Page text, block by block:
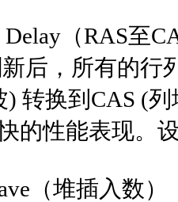
（RAS至
，所有的行
) 转换到CAS (
的性能表现。
（堆插入数）